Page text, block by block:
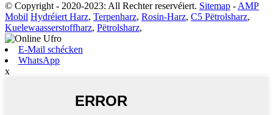
© Copyright - 2020-2023: All Rechter reservéiert. Sitemap - AMP
Mobil Hydréiert Harz, Terpenharz, Rosin-Harz, C5 Pëtrolsharz,
Kuelewaasserstoffharz, Pëtrolsharz,
E-Mail schécken
WhatsApp
x